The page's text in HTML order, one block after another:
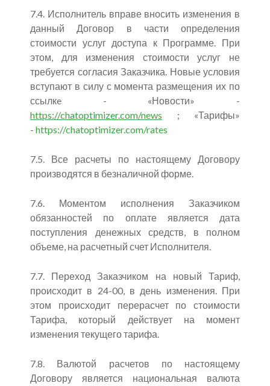
7.4. Исполнитель вправе вносить изменения в
данный Договор в части определения
стоимости услуг доступа к Программе. При
этом, для изменения стоимости услуг не
требуется согласия Заказчика. Новые условия
вступают в силу с момента размещения их по
ссылкe - «Новости» -
https://chatoptimizer.com/news ; «Тарифы»
- https://chatoptimizer.com/rates
7.5. Все расчеты по настоящему Договору
производятся в безналичной форме.
7.6. Моментом исполнения Заказчиком
обязанностей по оплате является дата
поступления денежных средств, в полном
объеме, на расчетный счет Исполнителя.
7.7. Переход Заказчиком на новый Тариф,
происходит в 24-00, в день изменения. При
этом происходит перерасчет по стоимости
Тарифа, который действует на момент
изменения текущего тарифа.
7.8. Валютой расчетов по настоящему
Договору является национальная валюта